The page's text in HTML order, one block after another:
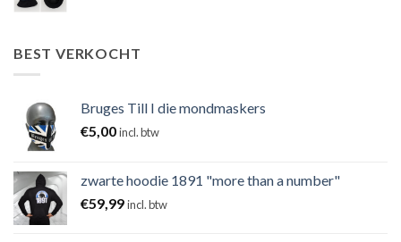
BEST VERKOCHT
Bruges Till I die mondmaskers
€5,00incl. btw
zwarte hoodie 1891 "more than a number"
€59,99incl. btw